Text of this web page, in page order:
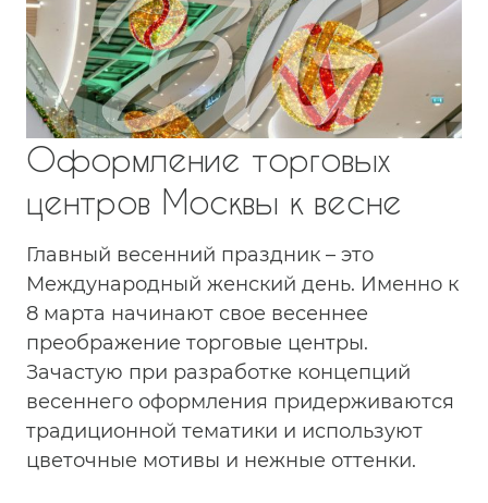
Оформление торговых
центров Москвы к весне
Главный весенний праздник – это
Международный женский день. Именно к
8 марта начинают свое весеннее
преображение торговые центры.
Зачастую при разработке концепций
весеннего оформления придерживаются
традиционной тематики и используют
цветочные мотивы и нежные оттенки.